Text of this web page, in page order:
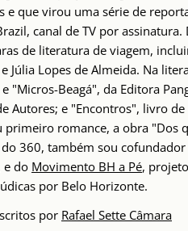
e que virou uma série de
canal de TV por
de literatura de viagem,
Júlia Lopes de Almeida. Na
"Micros-Beagá", da Editora
Autores; e "Encontros", livro
primeiro romance, a obra "Dos
360, também sou
e do Movimento BH a Pé,
por Belo Horizonte.
por Rafael Sette Câmara